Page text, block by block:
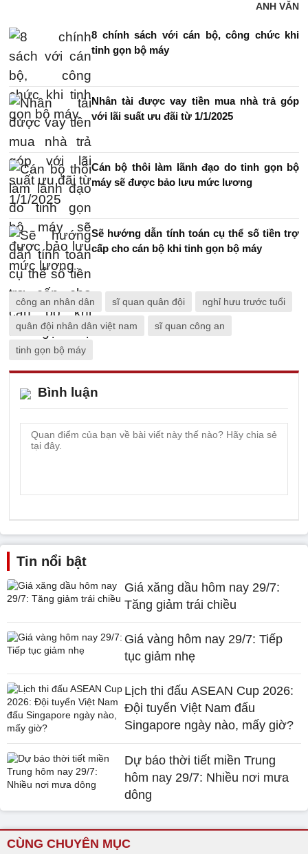
ANH VĂN
8 chính sách với cán bộ, công chức khi
tinh gọn bộ máy
Nhân tài được vay tiền mua nhà trả góp
với lãi suất ưu đãi từ 1/1/2025
Cán bộ thôi làm lãnh đạo do tinh gọn bộ
máy sẽ được bảo lưu mức lương
Sẽ hướng dẫn tính toán cụ thể số tiền trợ
cấp cho cán bộ khi tinh gọn bộ máy
công an nhân dân sĩ quan quân đội nghỉ hưu trước tuổi
quân đội nhân dân việt nam sĩ quan công an
tinh gọn bộ máy
Bình luận
Tin nổi bật
Giá xăng dầu hôm nay 29/7:
Tăng giảm trái chiều
Giá vàng hôm nay 29/7: Tiếp
tục giảm nhẹ
Lịch thi đấu ASEAN Cup 2026:
Đội tuyển Việt Nam đấu
Singapore ngày nào, mấy giờ?
Dự báo thời tiết miền Trung
hôm nay 29/7: Nhiều nơi mưa
dông
CÙNG CHUYÊN MỤC